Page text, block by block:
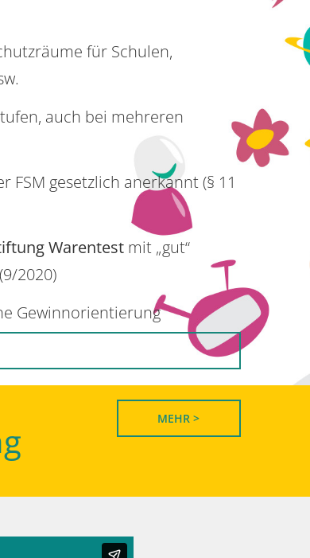
für Schulen,
auch bei mehreren
FSM gesetzlich anerkannt (§ 11
Warentestmit „gut“
2020)
Gewinnorientierung
MEHR >